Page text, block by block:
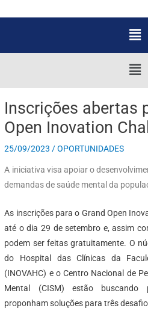
Inscrições abertas
Open Inovation
25/09/2023 /OPORTUNIDADES
A iniciativa visa apoiar o
demandas de saúde mental da
As inscrições para o Grand Open
até o dia 29 de setembro e, assim
podem ser feitas gratuitamente. O
do Hospital das Clínicas da
(INOVAHC) e o Centro Nacional de
Mental (CISM) estão
proponham soluções para três